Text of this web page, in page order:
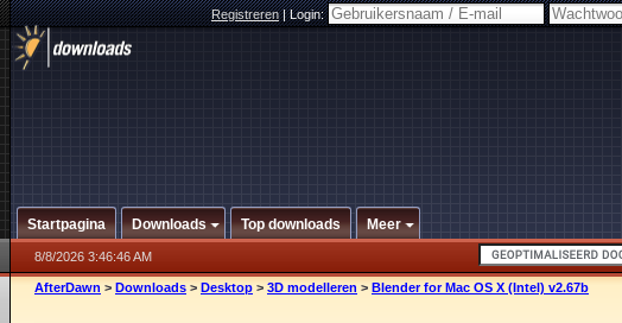
Registreren|Login:
Startpagina Downloads Top downloads Meer
8/8/2026 3:46:46 AM
AfterDawn > Downloads > Desktop > 3D modelleren > Blender for Mac OS X (Intel) v2.67b